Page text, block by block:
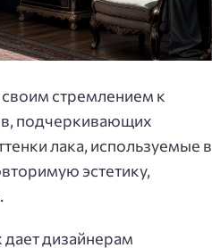
своим стремлением к
подчеркивающих
лака, используемые в
эстетику,
дизайнерам